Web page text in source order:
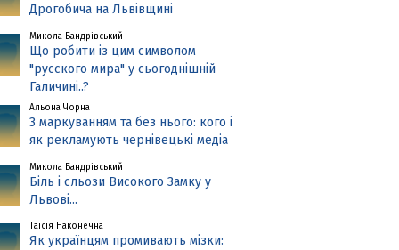
Дрогобича на Львівщині
Микола Бандрівський
Що робити із цим символом
"русского мира" у сьогоднішній
Галичині..?
Альона Чорна
З маркуванням та без нього: кого і
як рекламують чернівецькі медіа
Микола Бандрівський
Біль і сльози Високого Замку у
Львові...
Таїсія Наконечна
Як українцям промивають мізки: